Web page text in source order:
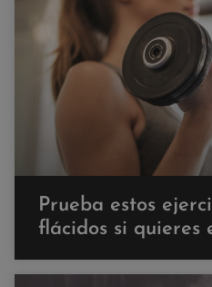
Prueba estos
flácidos si quieres